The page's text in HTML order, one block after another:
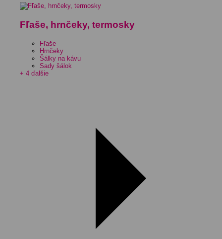
Fľaše, hrnčeky, termosky
Fľaše
Hrnčeky
Šálky na kávu
Sady šálok
+ 4 ďalšie